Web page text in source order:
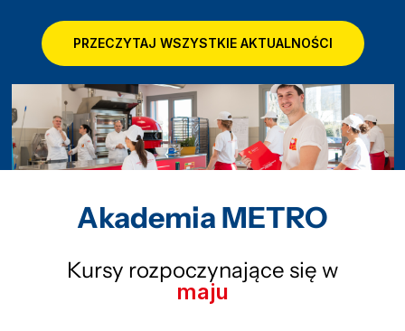
PRZECZYTAJ WSZYSTKIE AKTUALNOŚCI
Akademia METRO
Kursy rozpoczynające się w
maju